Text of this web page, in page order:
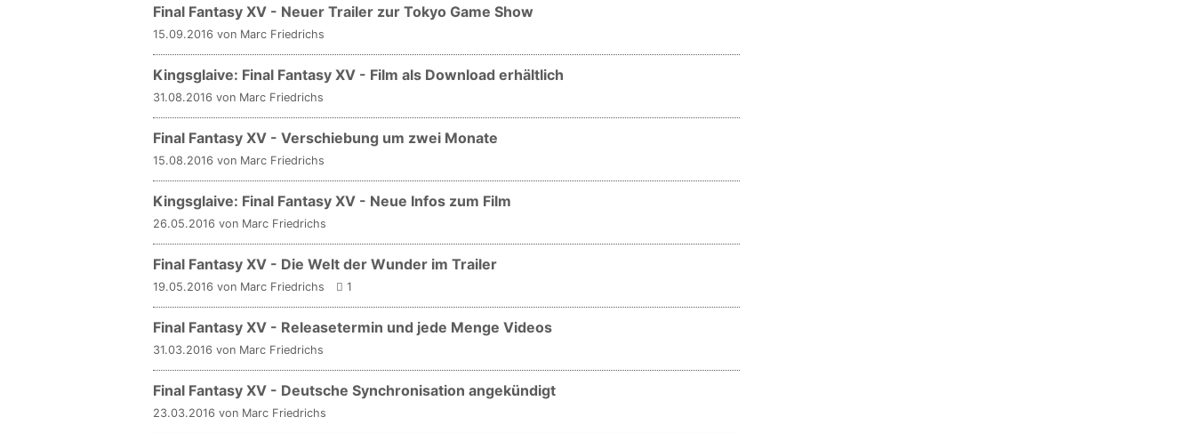
Final Fantasy XV - Neuer Trailer zur Tokyo Game Show
15.09.2016 von Marc Friedrichs
Kingsglaive: Final Fantasy XV - Film als Download erhältlich
31.08.2016 von Marc Friedrichs
Final Fantasy XV - Verschiebung um zwei Monate
15.08.2016 von Marc Friedrichs
Kingsglaive: Final Fantasy XV - Neue Infos zum Film
26.05.2016 von Marc Friedrichs
Final Fantasy XV - Die Welt der Wunder im Trailer
19.05.2016 von Marc Friedrichs 1
Final Fantasy XV - Releasetermin und jede Menge Videos
31.03.2016 von Marc Friedrichs
Final Fantasy XV - Deutsche Synchronisation angekündigt
23.03.2016 von Marc Friedrichs